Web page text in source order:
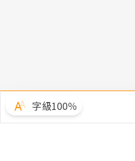
字級100％